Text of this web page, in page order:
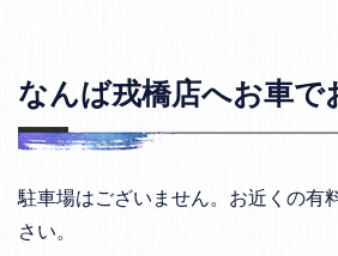
なんば戎橋店へお車で
駐車場はございません。お近くの有
さい。